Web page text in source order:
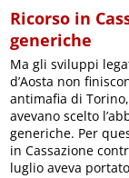
Ricorso in
generiche
Ma gli sviluppi
d’Aosta non
antimafia di
avevano scelto
generiche. Per
in Cassazione
luglio aveva